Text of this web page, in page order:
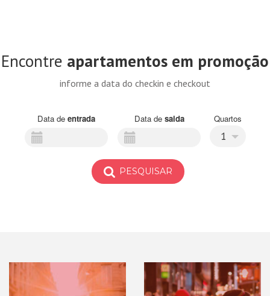
Encontre apartamentos em promoção
informe a data do checkin e checkout
Data de entrada Data de saida Quartos
1
PESQUISAR